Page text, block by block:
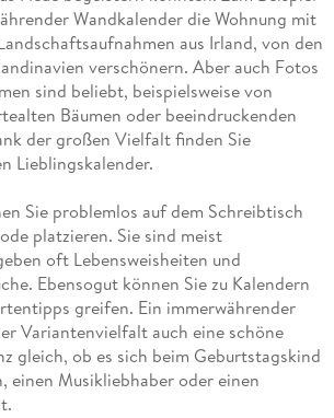
Wandkalender die Wohnung mit
aus Irland, von den
verschönern. Aber auch Fotos
sind beliebt, beispielsweise von
Bäumen oder beeindruckenden
der großen Vielfalt finden Sie
Lieblingskalender.
Sie problemlos auf dem Schreibtisch
platzieren. Sie sind meist
oft Lebensweisheiten und
Ebensogut können Sie zu Kalendern
greifen. Ein immerwährender
Variantenvielfalt auch eine schöne
gleich, ob es sich beim Geburtstagskind
einen Musikliebhaber oder einen